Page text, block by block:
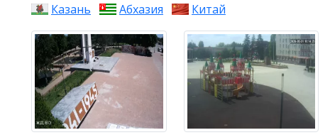
Казань
Абхазия Китай